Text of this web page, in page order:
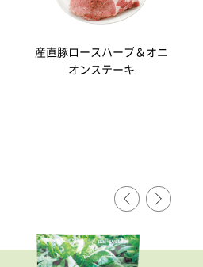
産直豚ロースハーブ＆オニ
オンステーキ